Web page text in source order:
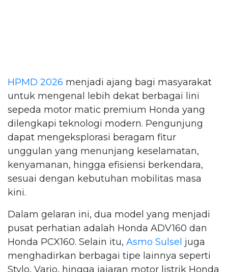
HPMD 2026 menjadi ajang bagi masyarakat
untuk mengenal lebih dekat berbagai lini
sepeda motor matic premium Honda yang
dilengkapi teknologi modern. Pengunjung
dapat mengeksplorasi beragam fitur
unggulan yang menunjang keselamatan,
kenyamanan, hingga efisiensi berkendara,
sesuai dengan kebutuhan mobilitas masa
kini.
Dalam gelaran ini, dua model yang menjadi
pusat perhatian adalah Honda ADV160 dan
Honda PCX160. Selain itu, Asmo Sulsel juga
menghadirkan berbagai tipe lainnya seperti
Stylo, Vario, hingga jajaran motor listrik Honda